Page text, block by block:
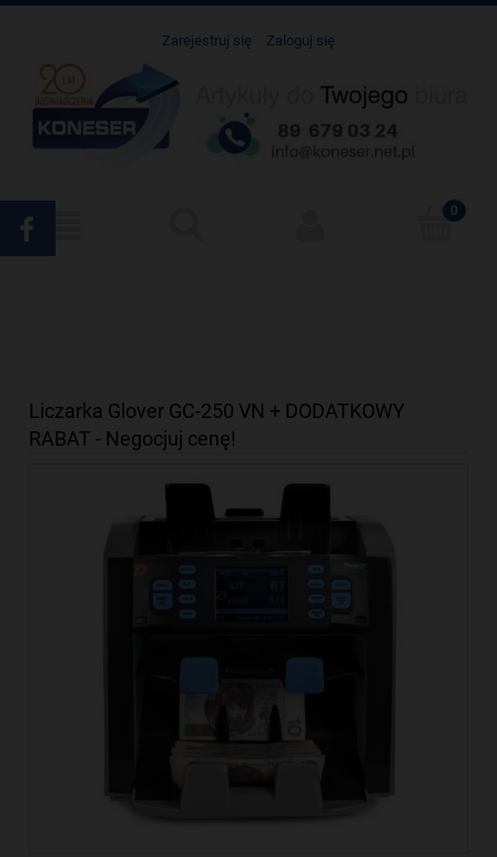
Zarejestruj się Zaloguj się
Liczarka Glover GC-250 VN + DODATKOWY
RABAT - Negocjuj cenę!